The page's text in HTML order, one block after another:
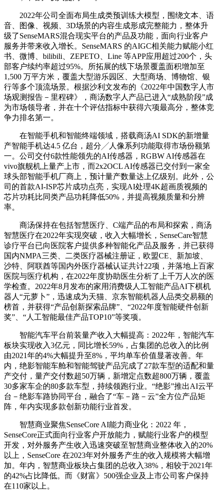
2022年公司全面布局生成类预训练大模型，围绕文本、语
音、图像、视频、3D场景的内容生成形成完整能力，整体升
级了SenseMARS混合现实平台的产品及功能，面向行业客户
服务并带来收入增长。SenseMARS 的AIGC相关能力赋能小红
书、微博、bilibili、ZEPETO、Line 等APP应用超过200个，头
部客户续约率超过95%。所拓展的线下场景覆盖面积增加至
1,500 万平方米，覆盖大型游乐园区、大型商场、博物馆、银
行等多个顶流场景。根据沙利文发布的《2022年中国数字人市
场观测报告－里程碑》，商汤数字人产品已进入“成熟阶段”成
为市场领导者，并在十个评估指标中获得六项最高分，整体竞
争力排名第一。
在智能手机和智能终端领域，搭载商汤AI SDK的新增量
产智能手机达4.5 亿台，超分╱人像系列功能取得市场份额第
一。公司交付6款性能领先的AI传感器，RGBW AI传感器在
vivo旗舰机上量产上市，而2x2OCL AI传感器已交付到一家全
球头部智能手机厂商上，预计量产数量达上亿级别。此外，公
司的首款AI-ISP芯片成功点亮，实现AI处理4K超画质视频的
芯片功耗比同类产品功耗降低50%，并提高视频质量和分辨
率。
商汤保持在包括智慧医疗、C端产品的布局和探索，商汤
智慧医疗在2022年实现突破，收入大幅增长，SenseCare智慧
诊疗平台已向医院客户提供多种智能化产品及服务，并已获得
国内NMPA三类、二类医疗器械注册证，欧盟CE、新加坡、
沙特、阿联酋等国内外医疗器械认证共计22项，并落地上百家
医院与医疗机构，在2022年度协助医生分析了上千万人次的医
学检查。2022年8月发布的家用消费级人工智能产品AI下棋机
器人“元萝卜”，迅速成为天猫、京东智能机器人品类交易额的
榜首，并获得“产品创新探索品牌”、“2022年度智能硬件创新
奖”、“人工智能最佳产品TOP10”等奖项。
智能汽车平台前装量产收入大幅提高：2022年，智能汽车
板块实现收入3亿元，同比增长59%，占集团的总收入的比例
由2021年的4%大幅提升至8%，平均单车价值显著改善。年
内，绝影智能车舱和智能驾驶产品完成了27款车型的适配和量
产交付，量产交付数超50万辆，新增定点数超800万辆，覆盖
30多家车企的80多款车型，持续领跑行业。“绝影”推出AI云平
台－绝影车路协同平台，融合了“车－路－云”全方位产品矩
阵，年内实现多款创新功能行业首发。
智慧商业聚焦SenseCore AI能力商业化：2022 年，
SenseCore正式面向行业客户开放能力，赋能行业客户的模型
开发，对外服务产生收入迅速突破至智慧商业整体收入的20%
以上，SenseCore 在2023年对外服务产生的收入规模将大幅增
加。年内，智慧商业板块占集团的总收入38%，相较于2021年
的42%占比降低。而《财富》500强企业及上市公司客户保持
在110家以上。